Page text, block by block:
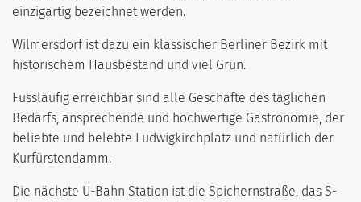
einzigartig bezeichnet werden.
Wilmersdorf ist dazu ein klassischer Berliner Bezirk mit
historischem Hausbestand und viel Grün.
Fussläufig erreichbar sind alle Geschäfte des täglichen
Bedarfs, ansprechende und hochwertige Gastronomie, der
beliebte und belebte Ludwigkirchplatz und natürlich der
Kurfürstendamm.
Die nächste U-Bahn Station ist die Spichernstraße, das S-